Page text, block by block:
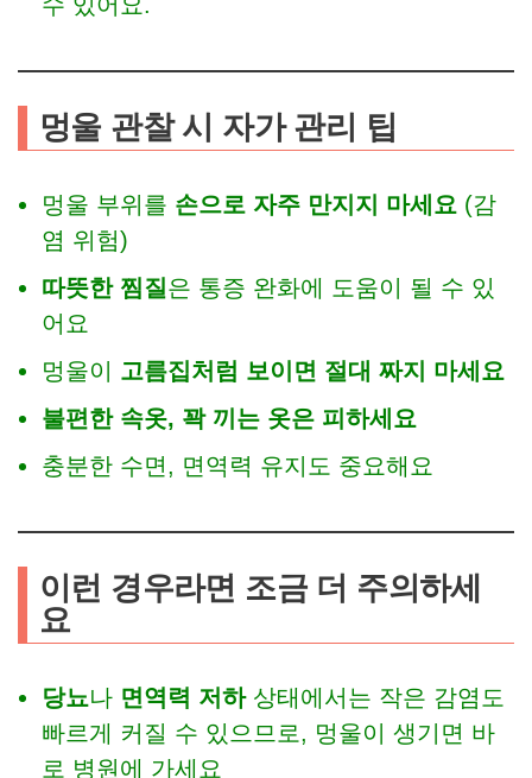
멍울 관찰 시 자가 관리 팁
멍울 부위를 손으로 자주 만지지 마세요 (감
염 위험)
따뜻한 찜질 은 통증 완화에 도움이 될 수 있
어요
멍울이 고름집처럼 보이면 절대 짜지 마세요
불편한 속옷, 꽉 끼는 옷은 피하세요
충분한 수면, 면역력 유지도 중요해요
이런 경우라면 조금 더 주의하세
요
당뇨나 면역력 저하상태에서는 작은 감염도
빠르게 커질 수 있으므로, 멍울이 생기면 바
로 병원에 가세요